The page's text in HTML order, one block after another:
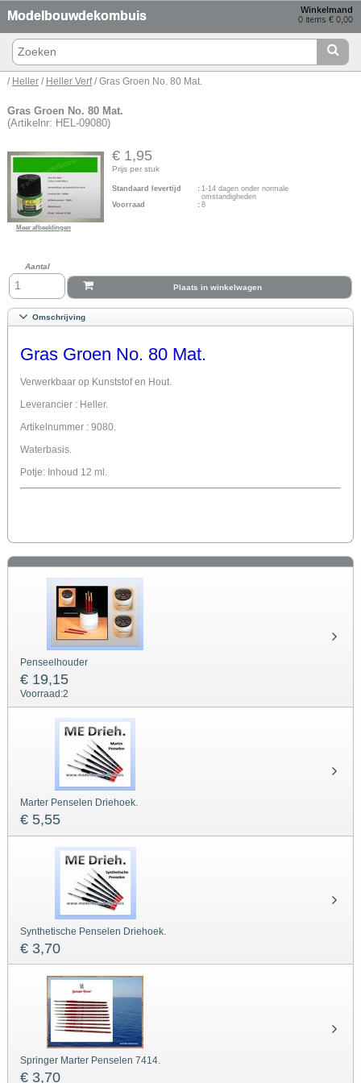
Winkelmand
0 items € 0,00
Modelbouwdekombuis
/ Heller / Heller Verf/ Gras Groen No. 80 Mat.
Gras Groen No. 80 Mat.
(Artikelnr: HEL-09080)
Meer afbeeldingen
€ 1,95
Prijs per stuk
Standaard levertijd : 1-14 dagen onder normale
omstandigheden
Voorraad
: 8
Aantal
Plaats in winkelwagen
Omschrijving
Gras Groen No. 80 Mat.
Verwerkbaar op Kunststof en Hout.
Leverancier : Heller.
Artikelnummer : 9080.
Waterbasis.
Potje: Inhoud 12 ml.
Penseelhouder
€ 19,15
Voorraad:2
Marter Penselen Driehoek.
€ 5,55
Synthetische Penselen Driehoek.
€ 3,70
Springer Marter Penselen 7414.
€ 3,70